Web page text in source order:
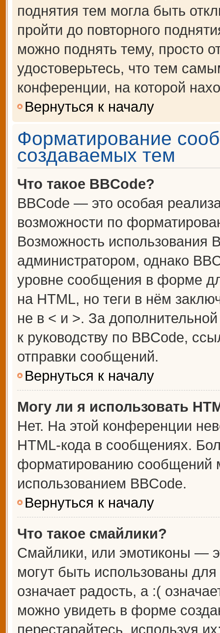
поднятия тем могла быть
пройти до повторного
можно поднять тему, просто
удостоверьтесь, что тем
конференции, на которой
Вернуться к началу
Форматирование
создаваемых тем
Что такое BBCode?
BBCode — это особая
возможности по
Возможность использования
администратором, однако
уровне сообщения в форме
на HTML, но теги в нём
не в < и >. За
к руководству по BBCode,
отправки сообщений.
Вернуться к началу
Могу ли я использовать
Нет. На этой конференции
HTML-кода в сообщениях.
форматированию сообщений
использованием BBCode.
Вернуться к началу
Что такое смайлики?
Смайлики, или эмотиконы —
могут быть использованы
означает радость, а :(
можно увидеть в форме
перестарайтесь, используя